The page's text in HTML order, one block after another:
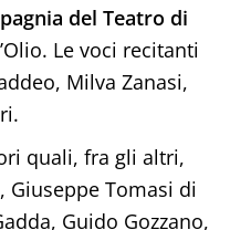
del Teatro di
Le voci recitanti
Milva Zanasi,
quali, fra gli altri,
Giuseppe Tomasi di
Guido Gozzano,